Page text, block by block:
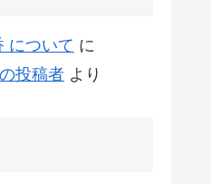
について に
投稿者 より